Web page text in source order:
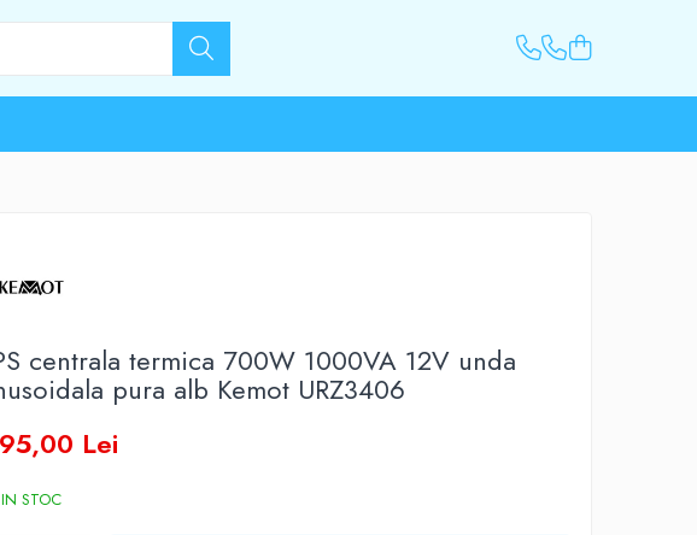
centrala termica 700W 1000VA 12V unda
pura alb Kemot URZ3406
Lei
IN STOC